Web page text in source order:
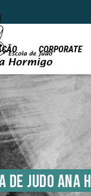
CORPORATE
DE JUDO ANA